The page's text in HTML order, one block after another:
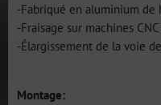
-Fabriqué en aluminium de
-Fraisage sur machines CNC
-Élargissement de la voie
Montage: